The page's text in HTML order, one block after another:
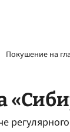
Покушение на